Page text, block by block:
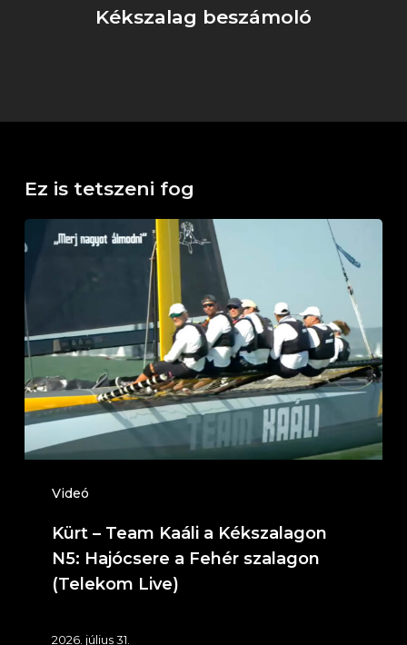
Kékszalag beszámoló
Ez is tetszeni fog
Videó
Kürt
Team
Kaáli
a
Kékszalagon
N5:
Hajócsere
a
Fehér
szalagon
(Telekom
Live)
Kürt – Team Kaáli a Kékszalagon
N5: Hajócsere a Fehér szalagon
(Telekom Live)
2026. július 31.